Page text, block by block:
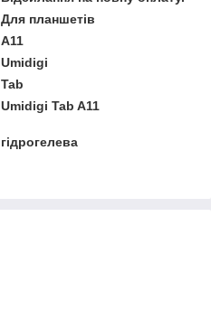
Для планшетів
A11
Umidigi
Tab
Umidigi Tab A11
гідрогелева